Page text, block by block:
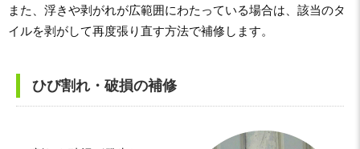
また、浮きや剥がれが広範囲にわたっている場合は、該当のタ
イルを剥がして再度張り直す方法で補修します。
ひび割れ・破損の補修